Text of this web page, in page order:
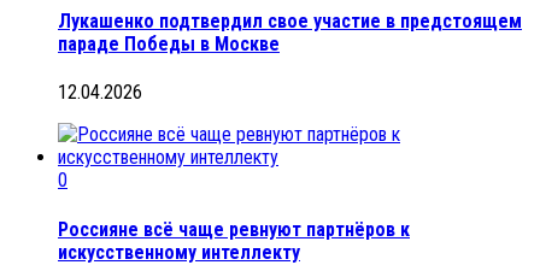
Лукашенко подтвердил свое участие в предстоящем
параде Победы в Москве
12.04.2026
0
Россияне всё чаще ревнуют партнёров к
искусственному интеллекту